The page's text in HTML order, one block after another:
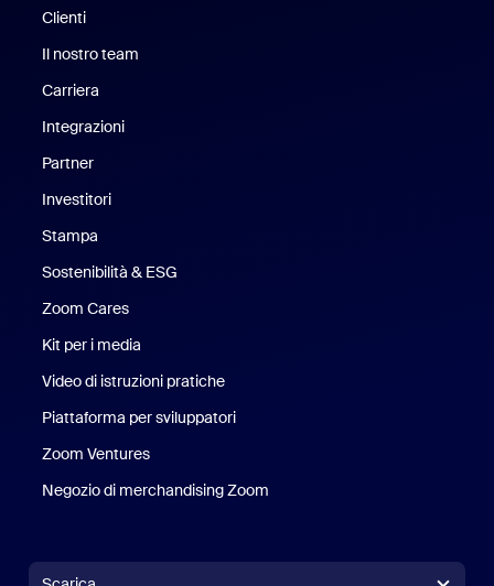
Clienti
Il nostro team
Carriera
Integrazioni
Partner
Investitori
Stampa
Sostenibilità & ESG
Zoom Cares
Kit per i media
Video di istruzioni pratiche
Piattaforma per sviluppatori
Zoom Ventures
Negozio di merchandising Zoom